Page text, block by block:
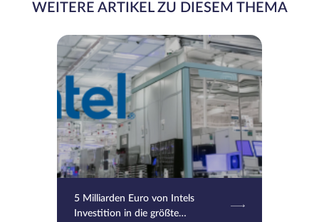
WEITERE ARTIKEL ZU DIESEM THEMA
5 Milliarden Euro von Intels
Investition in die größte